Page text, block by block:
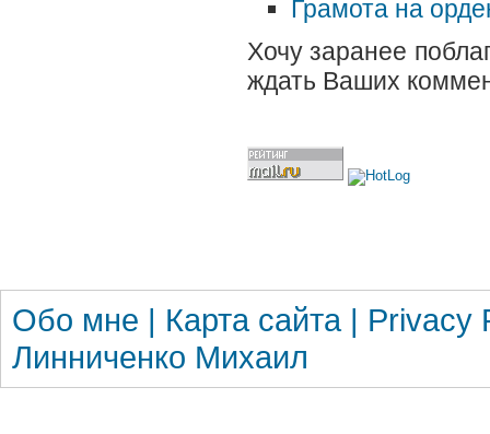
Грамота на
Хочу заранее
ждать Ваших
Обо мне | Карта сайта | Privacy
Линниченко Михаил